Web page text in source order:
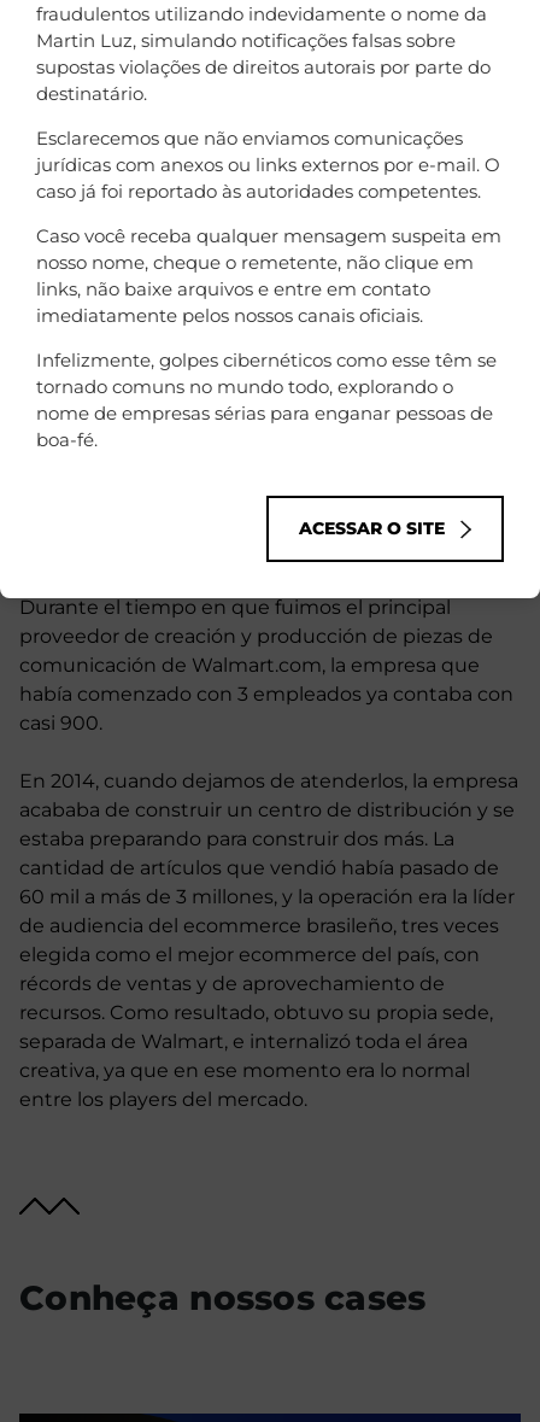
Durante el tiempo en que fuimos el principal
proveedor de creación y producción de piezas de
comunicación de Walmart.com, la empresa que
había comenzado con 3 empleados ya contaba con
casi 900.
En 2014, cuando dejamos de atenderlos, la empresa
acababa de construir un centro de distribución y se
estaba preparando para construir dos más. La
cantidad de artículos que vendió había pasado de
60 mil a más de 3 millones, y la operación era la líder
de audiencia del ecommerce brasileño, tres veces
elegida como el mejor ecommerce del país, con
récords de ventas y de aprovechamiento de
recursos. Como resultado, obtuvo su propia sede,
separada de Walmart, e internalizó toda el área
creativa, ya que en ese momento era lo normal
entre los players del mercado.
Conheça nossos cases
fraudulentos utilizando indevidamente o nome da
Martin Luz, simulando notificações falsas sobre
supostas violações de direitos autorais por parte do
destinatário.
Esclarecemos que não enviamos comunicações
jurídicas com anexos ou links externos por e-mail. O
caso já foi reportado às autoridades competentes.
Caso você receba qualquer mensagem suspeita em
nosso nome, cheque o remetente, não clique em
links, não baixe arquivos e entre em contato
imediatamente pelos nossos canais oficiais.
Infelizmente, golpes cibernéticos como esse têm se
tornado comuns no mundo todo, explorando o
nome de empresas sérias para enganar pessoas de
boa-fé.
ACESSAR O SITE